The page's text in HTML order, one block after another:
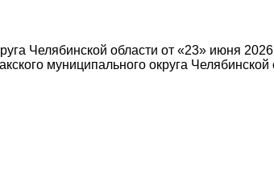
Челябинской области от «23» июня
муниципального округа Челябинской